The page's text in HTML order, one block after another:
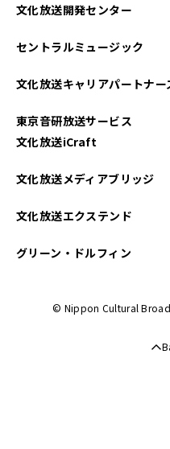
文化放送開発センター
セントラルミュージック
文化放送キャリアパートナー
東京音研放送サービス
文化放送iCraft
文化放送メディアブリッジ
文化放送エクステンド
グリーン・ドルフィン
© Nippon Cultural